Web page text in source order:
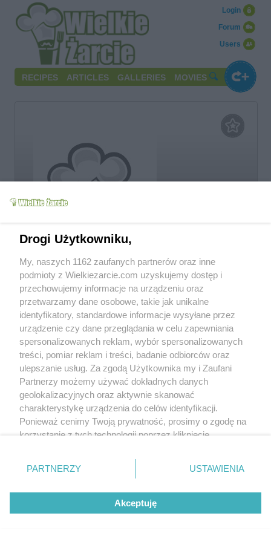
Users
Forum
Login
RECIPES ARTICLES GALLERIES MOVIES
Send me a message Follow me
Since:
2007-11-15
Status:
active (offline)
Wypowiedzi na forum:1
Komentarze wystawione:5
Komentarze otrzymane:0
Awards
Treści polecane:
Treści w ulubionych:0
Obserwujących:0
Write to us Terms of use Privacy policy
Drogi Użytkowniku,
My, naszych 1162 zaufanych partnerów oraz inne
podmioty z Wielkiezarcie.com uzyskujemy dostęp i
przechowujemy informacje na urządzeniu oraz
przetwarzamy dane osobowe, takie jak unikalne
identyfikatory, standardowe informacje wysyłane przez
urządzenie czy dane przeglądania w celu zapewniania
spersonalizowanych reklam, wybór spersonalizowanych
treści, pomiar reklam i treści, badanie odbiorców oraz
ulepszanie usług. Za zgodą Użytkownika my i Zaufani
Partnerzy możemy używać dokładnych danych
geolokalizacyjnych oraz aktywnie skanować
charakterystykę urządzenia do celów identyfikacji.
Ponieważ cenimy Twoją prywatność, prosimy o zgodę na
korzystanie z tych technologii poprzez kliknięcie
zmienić/wycofać klikając przycisk ustawień prywatności
znajdujący się w lewym dolnym rogu strony
rodzaje przetwarzania danych nie wymagają zgody
użytkownika, ale masz prawo sprzeciwić się takiemu
przetwarzaniu. Preferencje będą miały zastosowania tylko
PARTNERZY USTAWIENIA
Akceptuję